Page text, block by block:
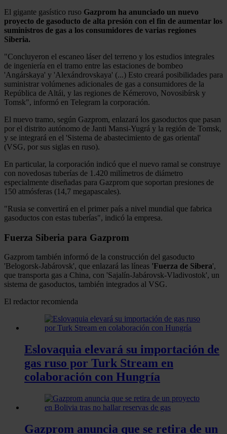
El gigante gasístico ruso Gazprom ha anunciado un nuevo
proyecto de gasoducto de alta presión con el fin de aumentar los
suministros de gas a los consumidores de varias regiones
Siberia.
"Concluyeron el escaneo láser del terreno y los estudios integrales
de ingeniería en el tramo entre las estaciones de bombeo
'Angárskaya' y 'Alexándrovskaya' (...) Esto creará posibilidades para
suministrar volúmenes adicionales de gas a consumidores de la
República de Altái, y las regiones de Kémerovo, Novosibírsk y
Tomsk", informó en Telegram la corporación.
El nuevo tramo, según Gazprom, enlazará los gasoductos que pasan
por el distrito autónomo de Janti Mansi-Yugrá y la región de Tomsk,
y se integrará en el 'Sistema de abastecimiento de gas oriental'
(VSG, por sus siglas en ruso).
En particular, la corporación indicó que el nuevo ramal se construye
con novedosas tuberías de 1.420 milímetros de diámetro
especialmente diseñadas para Gazprom que soportan presiones de
150 atmósferas (14,7 megapascales).
"Rusia se convertirá en el primer país a nivel mundial que fabrica
gasoductos con estas tuberías", indicó la empresa.
Fuerza Siberia para Gazprom
Gazprom también informó de la construcción del gasoducto
'Belogorsk-Jabárovsk', que enlazará las líneas 'Fuerza de Sibera',
que transporta gas a China, con 'Sajalín-Jabárovsk-Vladivostok', un
sistema de gasoductos, también integrados al VSG.
El redactor recomienda
Eslovaquia elevará su importación de
gas ruso por Turk Stream en
colaboración con Hungría
Gazprom anuncia que se retira de un